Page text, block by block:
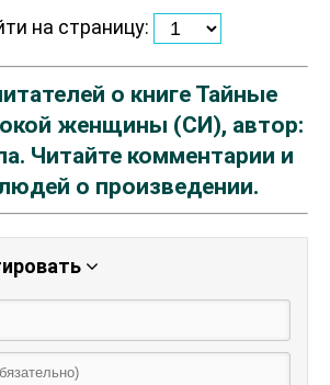
на страницу:
о книге Тайные
женщины (СИ), автор:
Читайте комментарии и
о произведении.